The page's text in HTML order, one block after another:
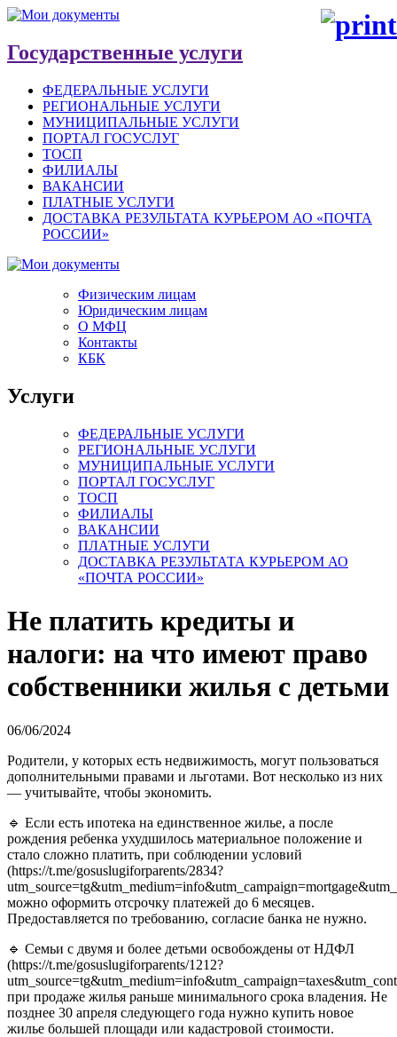
Государственные услуги
ФЕДЕРАЛЬНЫЕ УСЛУГИ
РЕГИОНАЛЬНЫЕ УСЛУГИ
МУНИЦИПАЛЬНЫЕ УСЛУГИ
ПОРТАЛ ГОСУСЛУГ
ТОСП
ФИЛИАЛЫ
ВАКАНСИИ
ПЛАТНЫЕ УСЛУГИ
ДОСТАВКА РЕЗУЛЬТАТА КУРЬЕРОМ АО «ПОЧТА
РОССИИ»
Физическим лицам
Юридическим лицам
О МФЦ
Контакты
КБК
Услуги
ФЕДЕРАЛЬНЫЕ УСЛУГИ
РЕГИОНАЛЬНЫЕ УСЛУГИ
МУНИЦИПАЛЬНЫЕ УСЛУГИ
ПОРТАЛ ГОСУСЛУГ
ТОСП
ФИЛИАЛЫ
ВАКАНСИИ
ПЛАТНЫЕ УСЛУГИ
ДОСТАВКА РЕЗУЛЬТАТА КУРЬЕРОМ АО
«ПОЧТА РОССИИ»
Не платить кредиты и
налоги: на что имеют право
собственники жилья с детьми
06/06/2024
Родители, у которых есть недвижимость, могут пользоваться
дополнительными правами и льготами. Вот несколько из них
— учитывайте, чтобы экономить.
🔹 Если есть ипотека на единственное жилье, а после
рождения ребенка ухудшилось материальное положение и
стало сложно платить, при соблюдении условий
(https://t.me/gosuslugiforparents/2834?
можно оформить отсрочку платежей до 6 месяцев.
Предоставляется по требованию, согласие банка не нужно.
🔹 Семьи с двумя и более детьми освобождены от НДФЛ
(https://t.me/gosuslugiforparents/1212?
при продаже жилья раньше минимального срока владения. Не
позднее 30 апреля следующего года нужно купить новое
жилье большей площади или кадастровой стоимости.